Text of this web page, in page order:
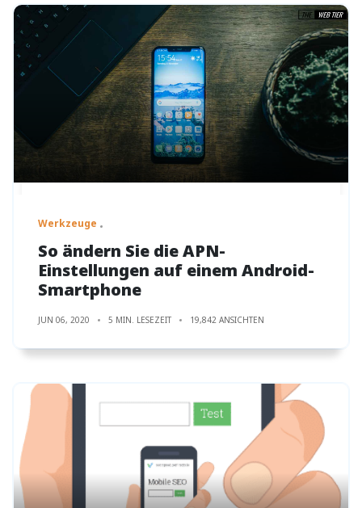
Werkzeuge
So ändern Sie die APN-
Einstellungen auf einem Android-
Smartphone
JUN 06, 2020 5 MIN. LESEZEIT 19,842 ANSICHTEN